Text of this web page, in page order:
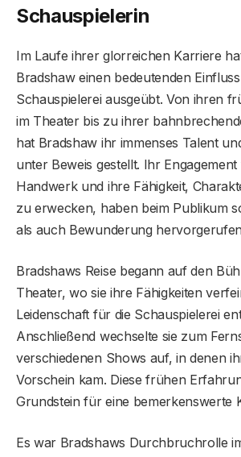
Schauspielerin
Im Laufe ihrer glorreichen Karriere
Bradshaw einen bedeutenden
Schauspielerei ausgeübt. Von ihren
im Theater bis zu ihrer
hat Bradshaw ihr immenses Talent
unter Beweis gestellt. Ihr
Handwerk und ihre Fähigkeit,
zu erwecken, haben beim Publikum
als auch Bewunderung
Bradshaws Reise begann auf den
Theater, wo sie ihre Fähigkeiten
Leidenschaft für die Schauspielerei
Anschließend wechselte sie zum
verschiedenen Shows auf, in denen
Vorschein kam. Diese frühen
Grundstein für eine bemerkenswerte
Es war Bradshaws Durchbruchrolle